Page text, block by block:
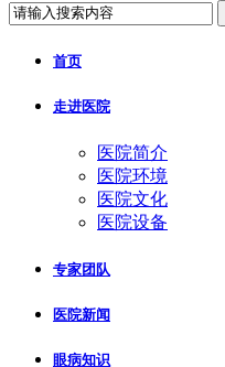
首页
走进医院
医院简介
医院环境
医院文化
医院设备
专家团队
医院新闻
眼病知识